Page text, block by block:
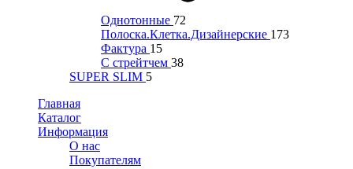
Однотонные 72
Полоска.Клетка.Дизайнерские 173
Фактура 15
С стрейтчем 38
SUPER SLIM 5
Главная
Каталог
Информация
О нас
Покупателям